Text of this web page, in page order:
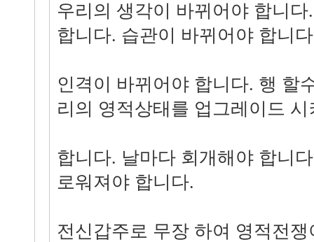
우리의 생각이 바뀌어야 합니
합니다. 습관이 바뀌어야 합니
인격이 바뀌어야 합니다. 행 할
리의 영적상태를 업그레이드 시
합니다. 날마다 회개해야 합니
로워져야 합니다.
전신갑주로 무장 하여 영적전